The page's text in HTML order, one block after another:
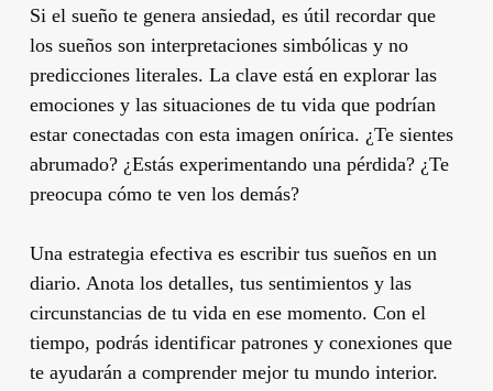
Si el sueño te genera ansiedad, es útil recordar que
los sueños son interpretaciones simbólicas y no
predicciones literales. La clave está en explorar las
emociones y las situaciones de tu vida que podrían
estar conectadas con esta imagen onírica. ¿Te sientes
abrumado? ¿Estás experimentando una pérdida? ¿Te
preocupa cómo te ven los demás?
Una estrategia efectiva es escribir tus sueños en un
diario. Anota los detalles, tus sentimientos y las
circunstancias de tu vida en ese momento. Con el
tiempo, podrás identificar patrones y conexiones que
te ayudarán a comprender mejor tu mundo interior.